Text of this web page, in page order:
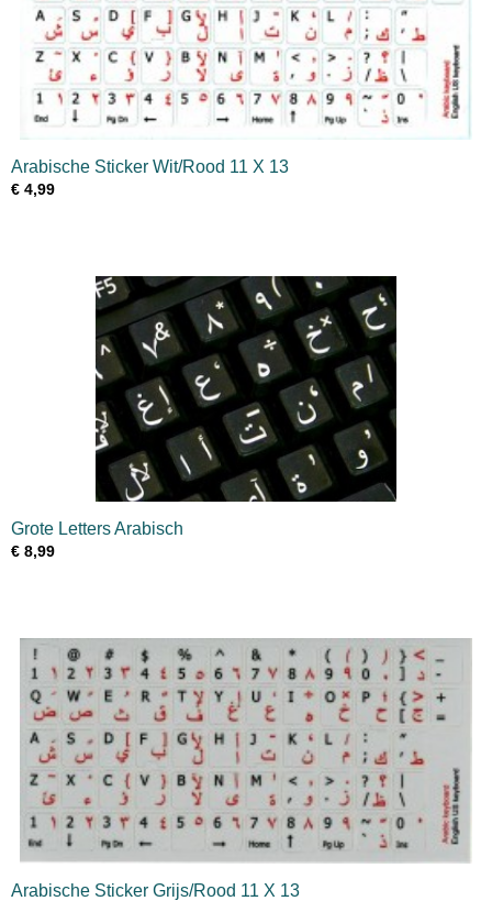
Arabische Sticker Wit/Rood 11 X 13
€ 4,99
Grote Letters Arabisch
€ 8,99
Arabische Sticker Grijs/Rood 11 X 13